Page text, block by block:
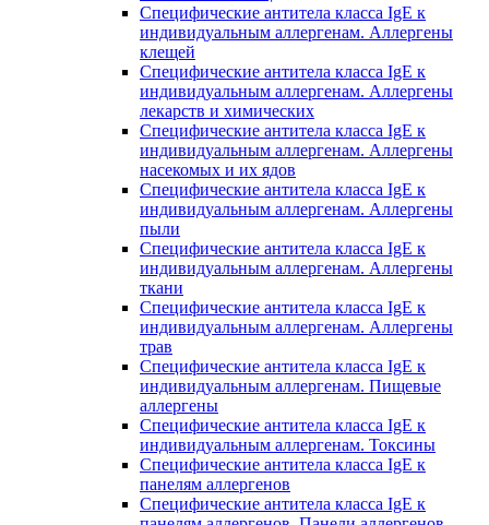
Специфические антитела класса IgE к
индивидуальным аллергенам. Аллергены
клещей
Специфические антитела класса IgE к
индивидуальным аллергенам. Аллергены
лекарств и химических
Специфические антитела класса IgE к
индивидуальным аллергенам. Аллергены
насекомых и их ядов
Специфические антитела класса IgE к
индивидуальным аллергенам. Аллергены
пыли
Специфические антитела класса IgE к
индивидуальным аллергенам. Аллергены
ткани
Специфические антитела класса IgE к
индивидуальным аллергенам. Аллергены
трав
Специфические антитела класса IgE к
индивидуальным аллергенам. Пищевые
аллергены
Специфические антитела класса IgE к
индивидуальным аллергенам. Токсины
Специфические антитела класса IgE к
панелям аллергенов
Специфические антитела класса IgE к